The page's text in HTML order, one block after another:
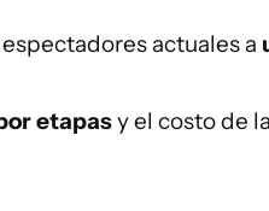
actuales a
etapasy el costo de